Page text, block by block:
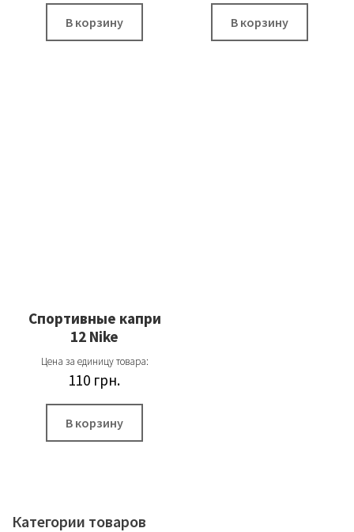
В корзину В корзину
Спортивные капри
12 Nike
Цена за единицу товара:
110 грн.
В корзину
Категории товаров